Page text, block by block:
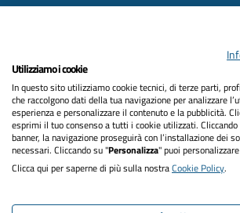
Informativa privacy
Dichiarazione di accessibilità
Note legali
Utilizziamo i cookie
In questo sito utilizziamo cookie tecnici, di terze parti,
che raccolgono dati della tua navigazione per analizzare
esperienza e personalizzare il contenuto e la pubblicità.
esprimi il tuo consenso a tutti i cookie utilizzati.
banner, la navigazione proseguirà con l’installazione dei
necessari. Cliccando su "Personalizza" puoi
Clicca qui per saperne di più sulla nostraCookie Policy.